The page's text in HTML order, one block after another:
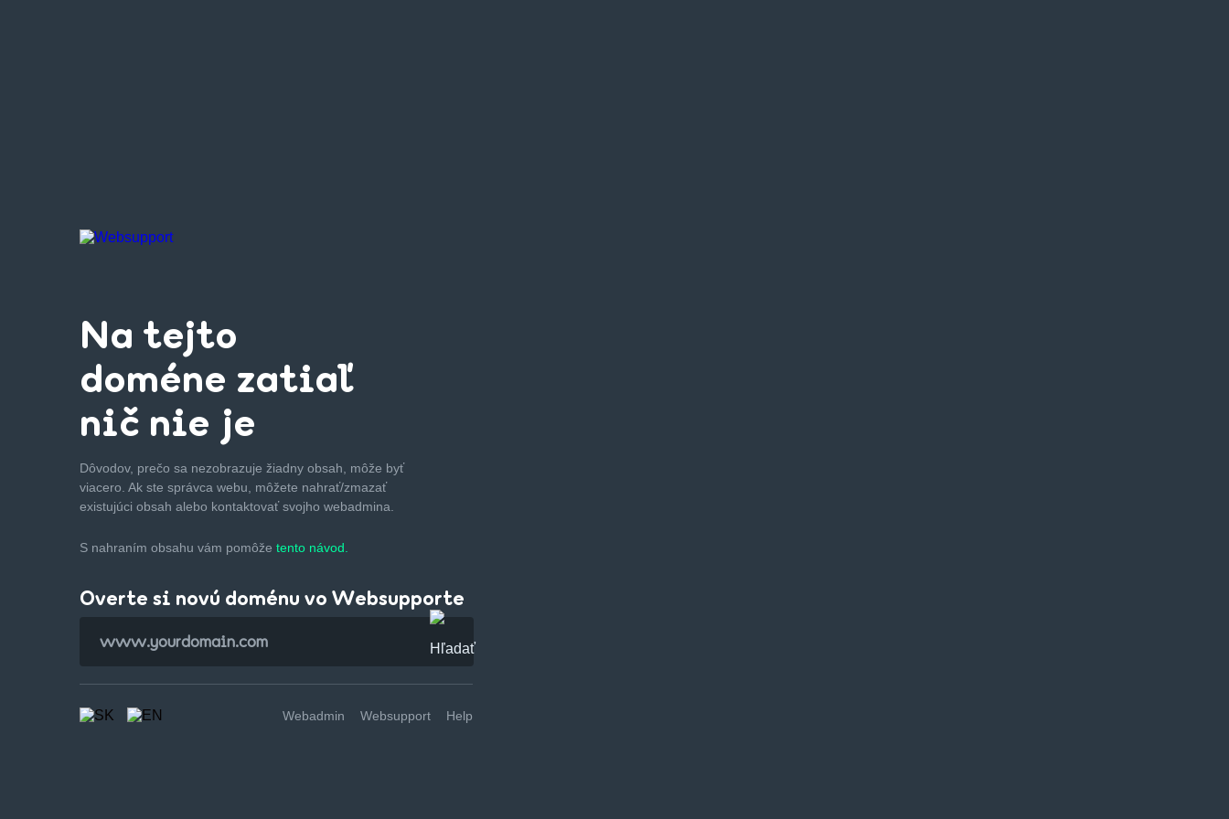
Na tejto
doméne zatiaľ
nič nie je
Dôvodov, prečo sa nezobrazuje žiadny obsah, môže byť
viacero. Ak ste správca webu, môžete nahrať/zmazať
existujúci obsah alebo kontaktovať svojho webadmina.
S nahraním obsahu vám pomôže tento návod.
Overte si novú doménu vo Websupporte
Webadmin Websupport Help